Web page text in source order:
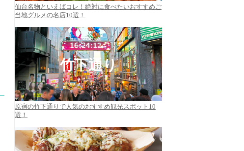
仙台名物といえばコレ！絶対に食べたいおすすめご
当地グルメの名店10選！
竹下通り
原宿の竹下通りで人気のおすすめ観光スポット10
選！